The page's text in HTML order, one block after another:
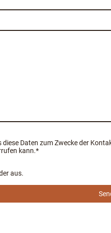
Daten zum Zwecke der
kann.*
aus.